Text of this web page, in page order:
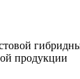
продукции